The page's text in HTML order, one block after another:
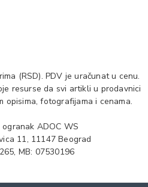
(RSD). PDV je uračunat u cenu.
resurse da svi artikli u prodavnici
opisima, fotografijama i cenama.
ogranak ADOC WS
11, 11147 Beograd
MB: 07530196